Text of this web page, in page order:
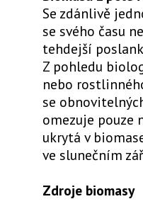
Se zdánlivě
se svého času
tehdejší
Z pohledu
nebo
se
omezuje pouze
ukrytá v
ve slunečním
Zdroje biomasy